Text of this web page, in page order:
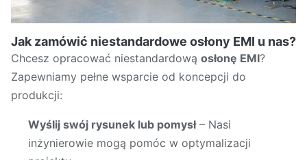
Jak zamówić niestandardowe osłony EMI u nas?
Chcesz opracować niestandardową osłonę EMI?
Zapewniamy pełne wsparcie od koncepcji do
produkcji:
Wyślij swój rysunek lub pomysł– Nasi
inżynierowie mogą pomóc w optymalizacji